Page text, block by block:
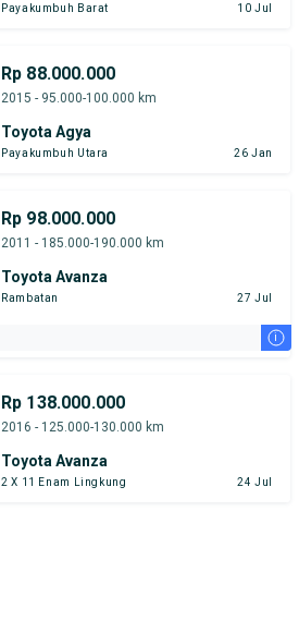
Payakumbuh Barat 10 Jul
Rp 88.000.000
2015 - 95.000-100.000 km
Toyota Agya
Payakumbuh Utara 26 Jan
Rp 98.000.000
2011 - 185.000-190.000 km
Toyota Avanza
Rambatan 27 Jul
i
Rp 138.000.000
2016 - 125.000-130.000 km
Toyota Avanza
2 X 11 Enam Lingkung 24 Jul